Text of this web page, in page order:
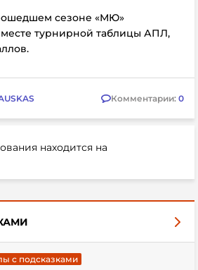
сезоне «МЮ»
турнирной таблицы АПЛ,
Комментарии: 0
находится на
с подсказками